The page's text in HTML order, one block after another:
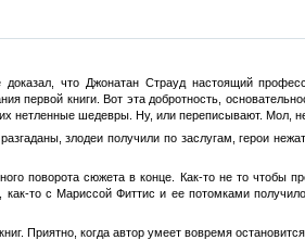
что Джонатан Страуд настоящий
первой книги. Вот эта добротность,
нетленные шедевры. Ну, или переписывают. Мол,
злодеи получили по заслугам, герои
поворота сюжета в конце. Как-то не то чтобы
то с Мариссой Фиттис и ее потомками
Приятно, когда автор умеет вовремя